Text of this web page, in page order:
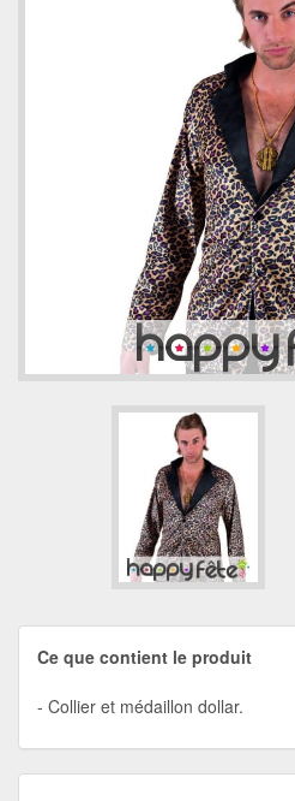
Ce que contient le produit
Collier et médaillon dollar.